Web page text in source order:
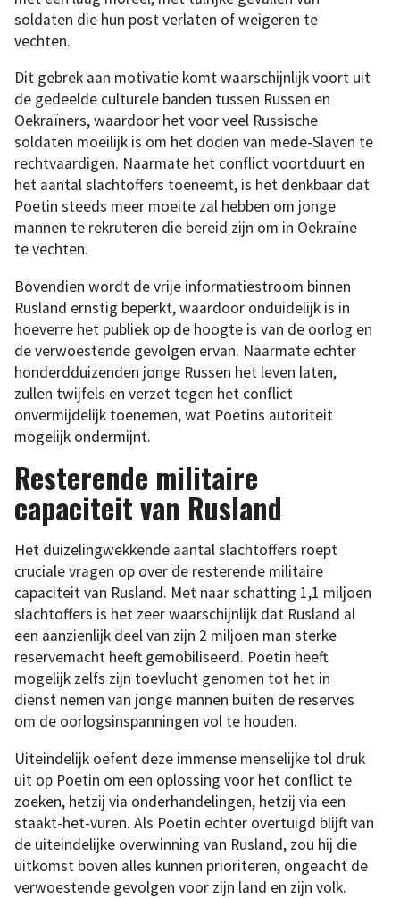
soldaten die hun post verlaten of weigeren te
vechten.
Dit gebrek aan motivatie komt waarschijnlijk voort uit
de gedeelde culturele banden tussen Russen en
Oekraïners, waardoor het voor veel Russische
soldaten moeilijk is om het doden van mede-Slaven te
rechtvaardigen. Naarmate het conflict voortduurt en
het aantal slachtoffers toeneemt, is het denkbaar dat
Poetin steeds meer moeite zal hebben om jonge
mannen te rekruteren die bereid zijn om in Oekraïne
te vechten.
Bovendien wordt de vrije informatiestroom binnen
Rusland ernstig beperkt, waardoor onduidelijk is in
hoeverre het publiek op de hoogte is van de oorlog en
de verwoestende gevolgen ervan. Naarmate echter
honderdduizenden jonge Russen het leven laten,
zullen twijfels en verzet tegen het conflict
onvermijdelijk toenemen, wat Poetins autoriteit
mogelijk ondermijnt.
Resterende militaire
capaciteit van Rusland
Het duizelingwekkende aantal slachtoffers roept
cruciale vragen op over de resterende militaire
capaciteit van Rusland. Met naar schatting 1,1 miljoen
slachtoffers is het zeer waarschijnlijk dat Rusland al
een aanzienlijk deel van zijn 2 miljoen man sterke
reservemacht heeft gemobiliseerd. Poetin heeft
mogelijk zelfs zijn toevlucht genomen tot het in
dienst nemen van jonge mannen buiten de reserves
om de oorlogsinspanningen vol te houden.
Uiteindelijk oefent deze immense menselijke tol druk
uit op Poetin om een oplossing voor het conflict te
zoeken, hetzij via onderhandelingen, hetzij via een
staakt-het-vuren. Als Poetin echter overtuigd blijft van
de uiteindelijke overwinning van Rusland, zou hij die
uitkomst boven alles kunnen prioriteren, ongeacht de
verwoestende gevolgen voor zijn land en zijn volk.